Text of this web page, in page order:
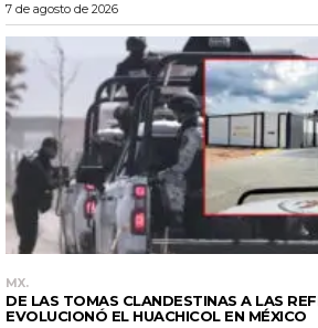
7 de agosto de 2026
MX.
DE LAS TOMAS CLANDESTINAS A LAS
EVOLUCIONÓ EL HUACHICOL EN MÉXICO